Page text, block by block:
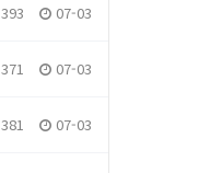
393 07-03
371 07-03
381 07-03